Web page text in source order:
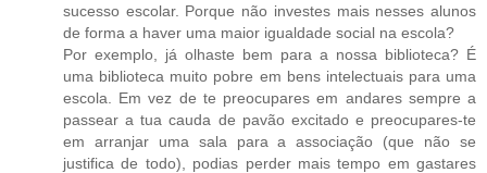
sucesso escolar. Porque não investes mais nesses alunos
de forma a haver uma maior igualdade social na escola?
Por exemplo, já olhaste bem para a nossa biblioteca? É
uma biblioteca muito pobre em bens intelectuais para uma
escola. Em vez de te preocupares em andares sempre a
passear a tua cauda de pavão excitado e preocupares-te
em arranjar uma sala para a associação (que não se
justifica de todo), podias perder mais tempo em gastares